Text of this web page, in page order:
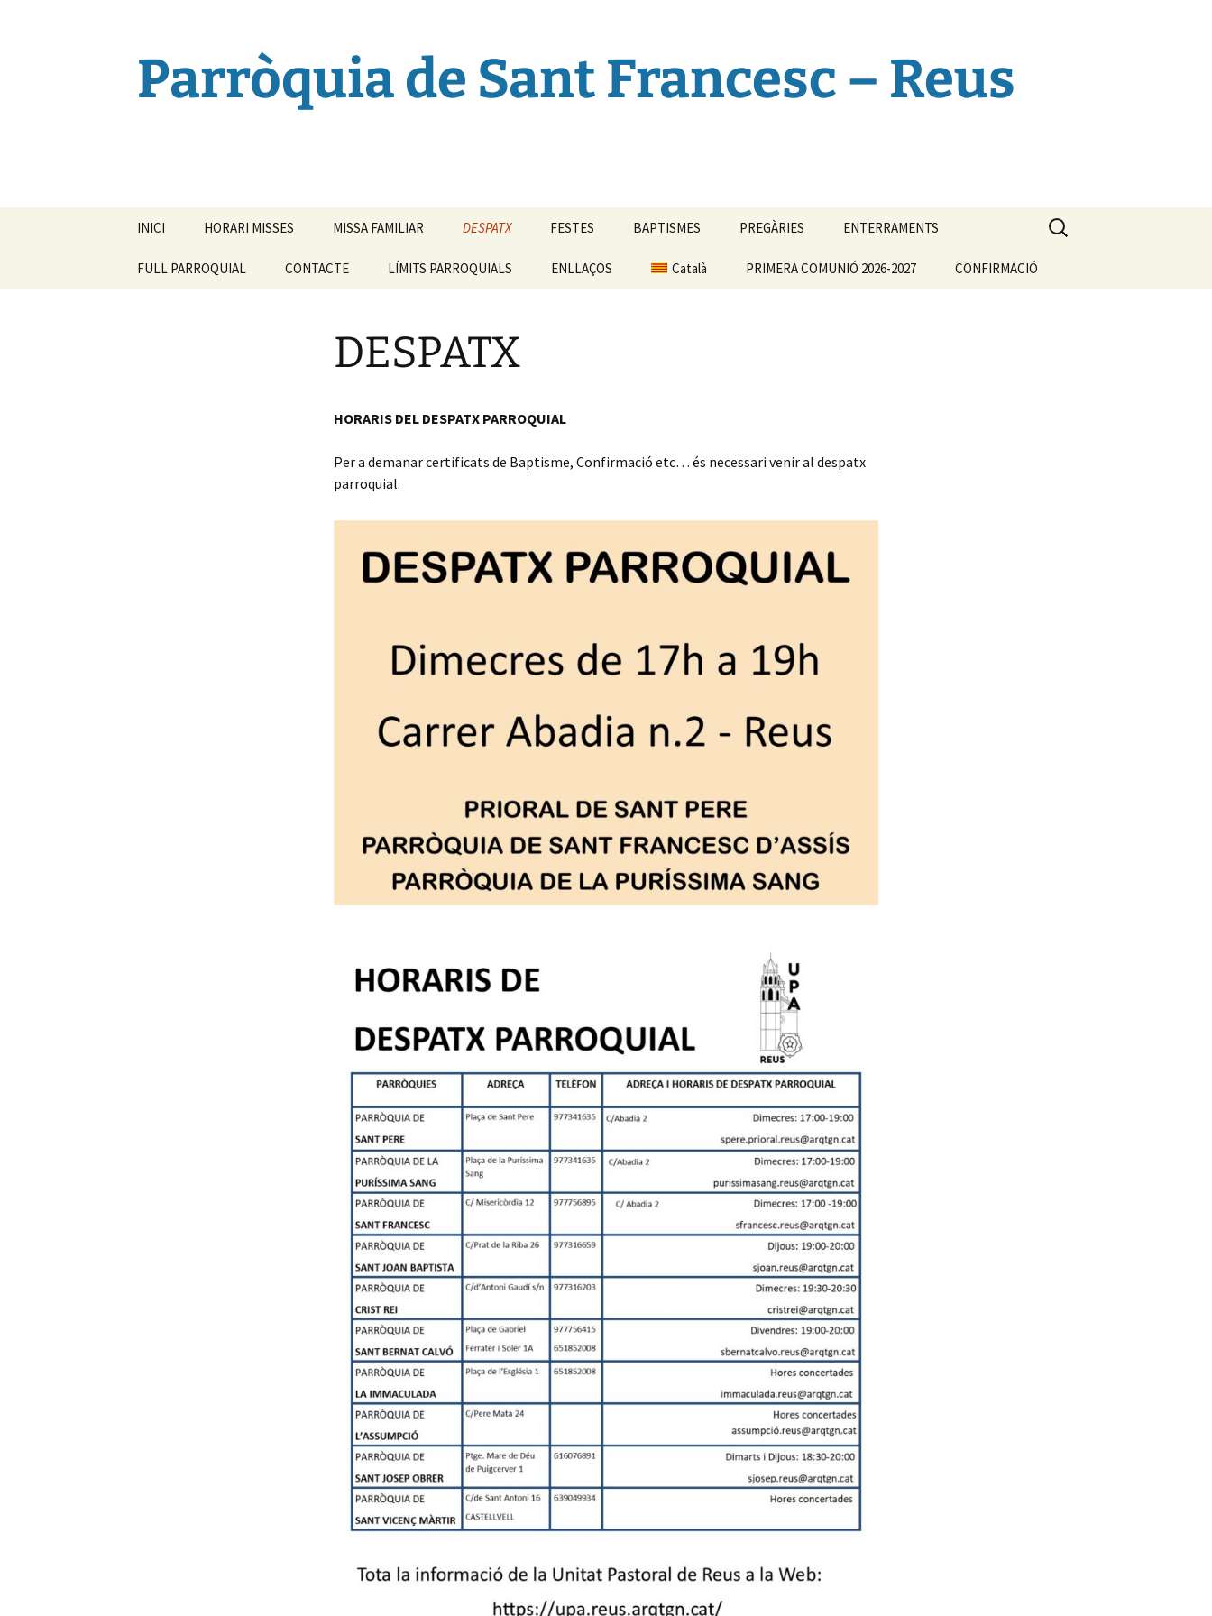
Parròquia de Sant Francesc – Reus
INICI HORARI MISSES MISSA FAMILIAR DESPATX FESTES BAPTISMES PREGÀRIES ENTERRAMENTS
FULL PARROQUIAL CONTACTE LÍMITS PARROQUIALS ENLLAÇOS Català PRIMERA COMUNIÓ 2026-2027 CONFIRMACIÓ
Cerca:
DESPATX
HORARIS DEL DESPATX PARROQUIAL
Per a demanar certificats de Baptisme, Confirmació etc… és necessari venir al despatx
parroquial.